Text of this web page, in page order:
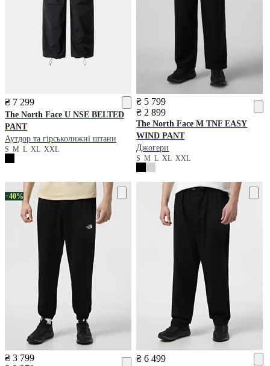
₴ 7 299
The North Face U NSE BELTED
PANT
Аутдор та гірськолижні штани
S M L XL XXL
₴ 5 799
₴ 2 899
The North Face M TNF EASY
WIND PANT
Джогери
SMLXLXXL
−40%
₴ 3 799
₴ 6 499